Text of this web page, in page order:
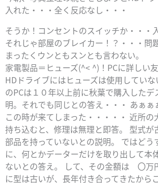
入れた・・・全く反応なし・・・
そうか！コンセントのスイッチか・・・
それじゃ部屋のブレイカー！？・・・問
まったくウンともスンとも言わない。
家電製品＝ヒューズ(^< ^)！PCに詳しい
HDドライブにはヒューズは使用してい
のPCは１０年以上前に秋葉で購入した
明。それでも同じとの答え・・・ あ
この時が来てしまった・・・・・ 近所の
持ち込むと、修理は無理と即答。 型式が
部品を持っていないとの説明。 ではどう
に、何とかデーターだけを取り出して本
ないとの答え。 して、その金額は 〇
に型は古いが、長年付き合ってきたから